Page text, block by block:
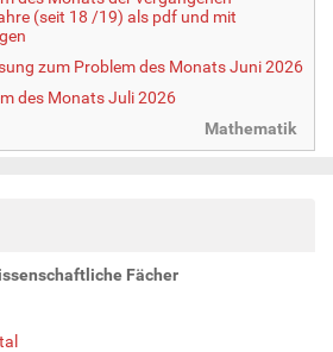
(seit 18 /19) als pdf und mit
zum Problem des Monats Juni 2026
des Monats Juli 2026
Mathematik
Fächer